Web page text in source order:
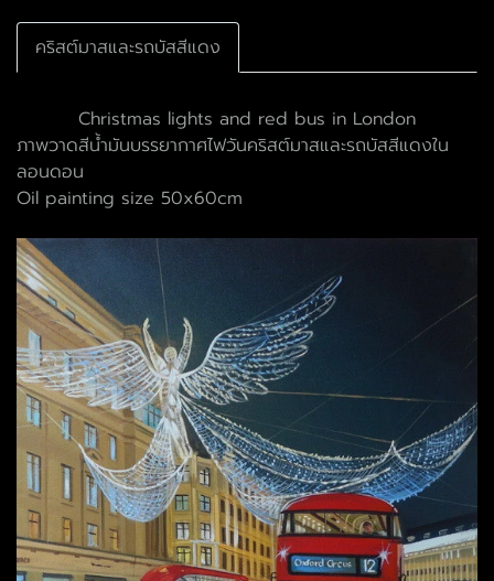
คริสต์มาสและรถบัสสีแดง
Christmas lights and red bus in London
ภาพวาดสีน้ำมันบรรยากาศไฟวันคริสต์มาสและรถบัสสีแดงใน
ลอนดอน
Oil painting size 50x60cm